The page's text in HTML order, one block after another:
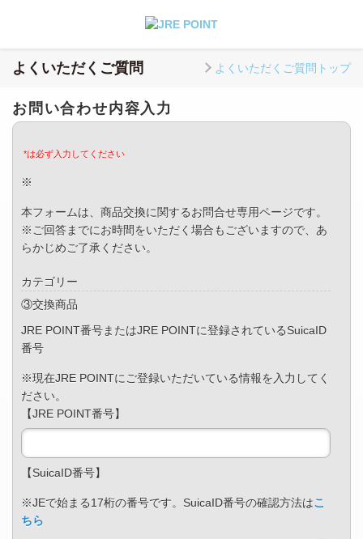
よくいただくご質問 よくいただくご質問トップ
お問い合わせ内容入力
*は必ず入力してください
※
本フォームは、商品交換に関するお問合せ専用ページです。
※ご回答までにお時間をいただく場合もございますので、あ
らかじめご了承ください。
カテゴリー
③交換商品
JRE POINT番号またはJRE POINTに登録されているSuicaID
番号
※現在JRE POINTにご登録いただいている情報を入力してく
ださい。
【JRE POINT番号】
【SuicaID番号】
※JEで始まる17桁の番号です。SuicaID番号の確認方法はこ
ちら